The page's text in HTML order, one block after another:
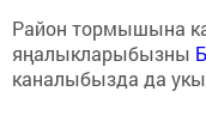
Район тормышына
яңалыкларыбызны
каналыбызда да